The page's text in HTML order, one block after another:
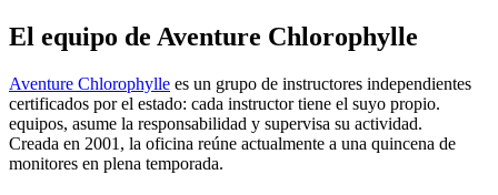
El equipo de Aventure Chlorophylle
Aventure Chlorophylle es un grupo de instructores independientes
certificados por el estado: cada instructor tiene el suyo propio.
equipos, asume la responsabilidad y supervisa su actividad.
Creada en 2001, la oficina reúne actualmente a una quincena de
monitores en plena temporada.